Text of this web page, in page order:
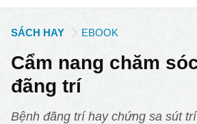
SÁCH HAY EBOOK
Cẩm nang chăm
đãng trí
Bệnh đãng trí hay chứng sa sút